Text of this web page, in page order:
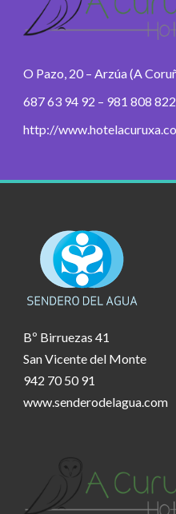
O Pazo, 20 – Arzúa (A
687 63 94 92 – 981 808 822
http://
Bº Birruezas 41
San Vicente del Monte
942 70 50 91
www.senderodelagua.com